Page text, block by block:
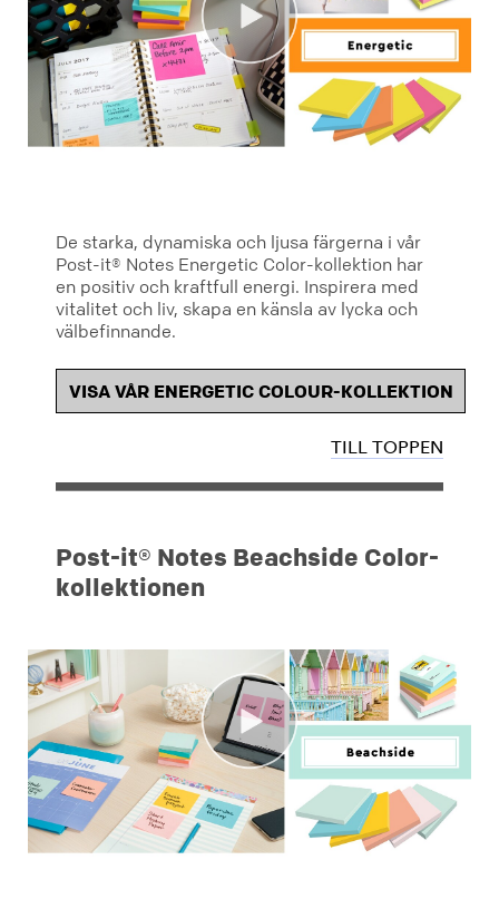
De starka, dynamiska och ljusa färgerna i vår
Post-it® Notes Energetic Color-kollektion har
en positiv och kraftfull energi. Inspirera med
vitalitet och liv, skapa en känsla av lycka och
välbefinnande.
VISA VÅR ENERGETIC COLOUR-KOLLEKTION
TILL TOPPEN
Post-it® Notes Beachside Color-
kollektionen